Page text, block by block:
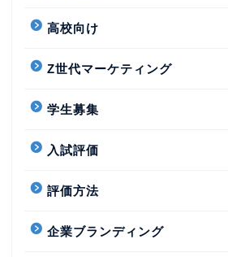
高校向け
Z世代マーケティング
学生募集
入試評価
評価方法
企業ブランディング